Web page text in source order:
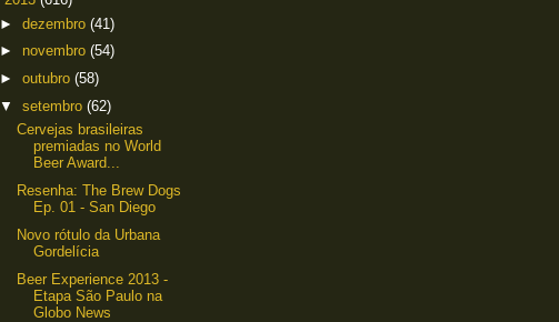
► dezembro (41)
► novembro (54)
► outubro (58)
▼ setembro (62)
Cervejas brasileiras
premiadas no World
Beer Award...
Resenha: The Brew Dogs
Ep. 01 - San Diego
Novo rótulo da Urbana
Gordelícia
Beer Experience 2013 -
Etapa São Paulo na
Globo News